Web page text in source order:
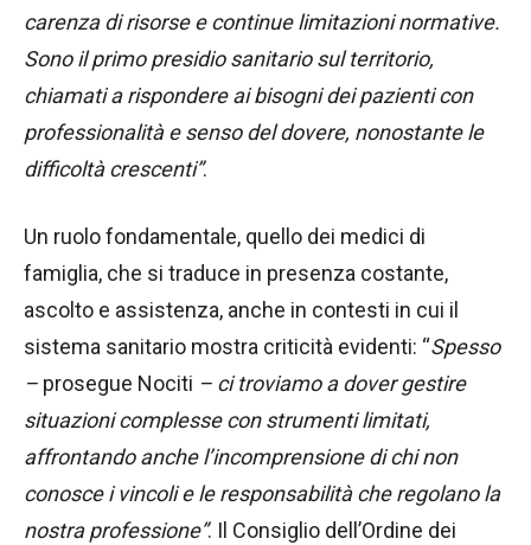
carenza di risorse e continue limitazioni normative.
Sono il primo presidio sanitario sul territorio,
chiamati a rispondere ai bisogni dei pazienti con
professionalità e senso del dovere, nonostante le
difficoltà crescenti”.
Un ruolo fondamentale, quello dei medici di
famiglia, che si traduce in presenza costante,
ascolto e assistenza, anche in contesti in cui il
sistema sanitario mostra criticità evidenti: “Spesso
– prosegue Nociti – ci troviamo a dover gestire
situazioni complesse con strumenti limitati,
affrontando anche l’incomprensione di chi non
conosce i vincoli e le responsabilità che regolano la
nostra professione”. Il Consiglio dell’Ordine dei